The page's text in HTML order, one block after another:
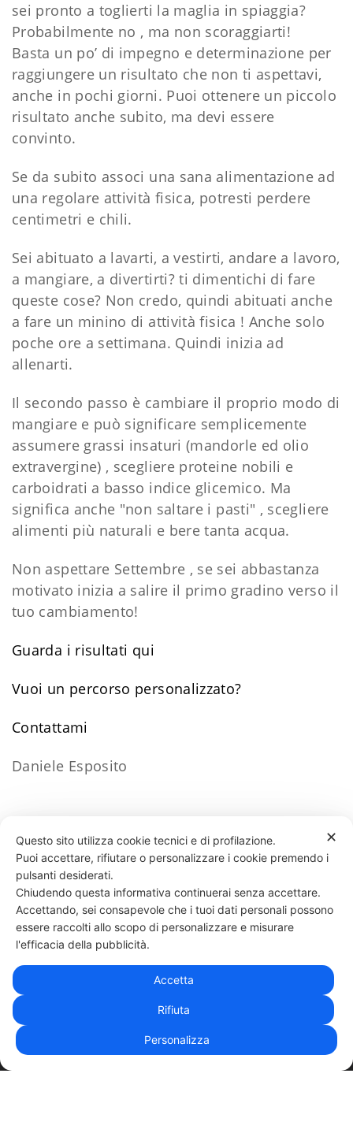
sei pronto a toglierti la maglia in spiaggia?
Probabilmente no , ma non scoraggiarti!
Basta un po’ di impegno e determinazione per
raggiungere un risultato che non ti aspettavi,
anche in pochi giorni. Puoi ottenere un piccolo
risultato anche subito, ma devi essere
convinto.
Se da subito associ una sana alimentazione ad
una regolare attività fisica, potresti perdere
centimetri e chili.
Sei abituato a lavarti, a vestirti, andare a lavoro,
a mangiare, a divertirti? ti dimentichi di fare
queste cose? Non credo, quindi abituati anche
a fare un minino di attività fisica ! Anche solo
poche ore a settimana. Quindi inizia ad
allenarti.
Il secondo passo è cambiare il proprio modo di
mangiare e può significare semplicemente
assumere grassi insaturi (mandorle ed olio
extravergine) , scegliere proteine nobili e
carboidrati a basso indice glicemico. Ma
significa anche "non saltare i pasti" , scegliere
alimenti più naturali e bere tanta acqua.
Non aspettare Settembre , se sei abbastanza
motivato inizia a salire il primo gradino verso il
tuo cambiamento!
Guarda i risultati qui
Vuoi un percorso personalizzato?
​Contattami
Daniele Esposito
37 LIKES
331 818 4777DANIELE ESPOSITO
| PRIVACY POLICY
✕
Questo sito utilizza cookie tecnici e di profilazione.
Puoi accettare, rifiutare o personalizzare i cookie premendo i
pulsanti desiderati.
Chiudendo questa informativa continuerai senza accettare.
Accettando, sei consapevole che i tuoi dati personali possono
essere raccolti allo scopo di personalizzare e misurare
l'efficacia della pubblicità.
Accetta
Rifiuta
Personalizza